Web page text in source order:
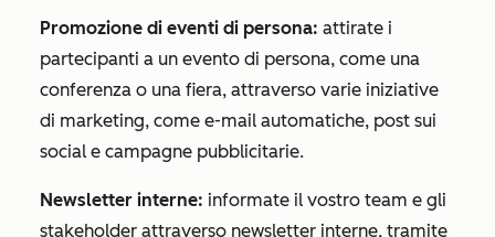
Promozione di eventi di persona: attirate i
partecipanti a un evento di persona, come una
conferenza o una fiera, attraverso varie iniziative
di marketing, come e-mail automatiche, post sui
social e campagne pubblicitarie.
Newsletter interne: informate il vostro team e gli
stakeholder attraverso newsletter interne, tramite